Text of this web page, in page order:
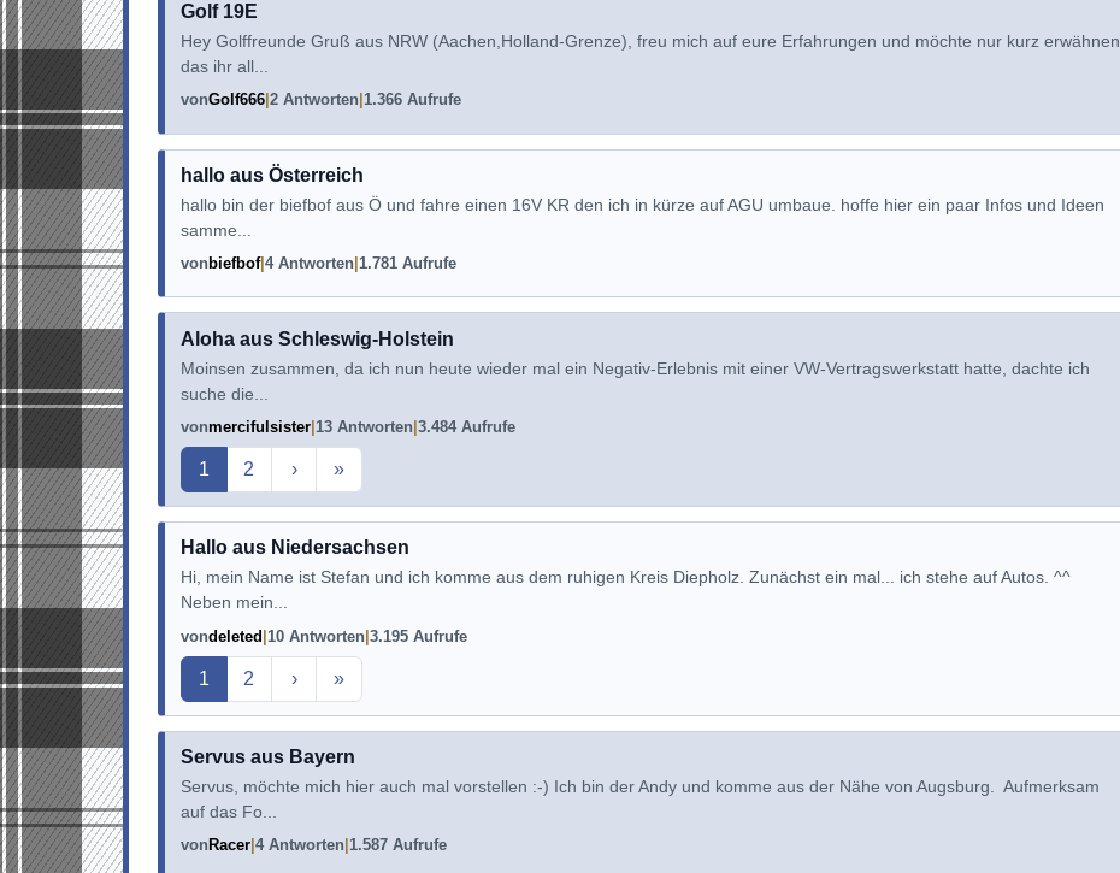
Golf 19E
Hey Golffreunde Gruß aus NRW (Aachen,Holland-Grenze), freu mich auf eure Erfahrungen und möchte nur kurz erwähnen
das ihr all...
vonGolf666 2 Antworten 1.366 Aufrufe
hallo aus Österreich
hallo bin der biefbof aus Ö und fahre einen 16V KR den ich in kürze auf AGU umbaue. hoffe hier ein paar Infos und Ideen
samme...
vonbiefbof 4 Antworten 1.781 Aufrufe
Aloha aus Schleswig-Holstein
Moinsen zusammen, da ich nun heute wieder mal ein Negativ-Erlebnis mit einer VW-Vertragswerkstatt hatte, dachte ich
suche die...
vonmercifulsister 13 Antworten 3.484 Aufrufe
Aktuelle Seite
1 2 › »
Hallo aus Niedersachsen
Hi, mein Name ist Stefan und ich komme aus dem ruhigen Kreis Diepholz. Zunächst ein mal... ich stehe auf Autos. ^^
Neben mein...
vondeleted 10 Antworten 3.195 Aufrufe
Aktuelle Seite
1 2 › »
Servus aus Bayern
Servus, möchte mich hier auch mal vorstellen :-) Ich bin der Andy und komme aus der Nähe von Augsburg. Aufmerksam
auf das Fo...
von Racer 4 Antworten 1.587 Aufrufe